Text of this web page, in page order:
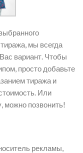
мы всегда
вариант. Чтобы
просто добавьте
тиража и
Или
можно позвонить!
рекламы,